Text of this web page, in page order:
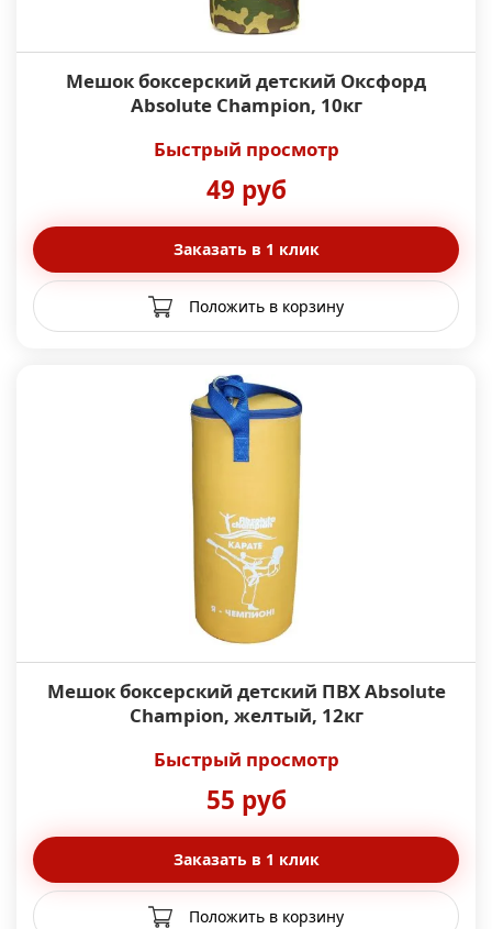
Мешок боксерский детский Оксфорд
Absolute Champion, 10кг
Быстрый просмотр
49 руб
Заказать в 1 клик
Положить в корзину
Мешок боксерский детский ПВХ Absolute
Champion, желтый, 12кг
Быстрый просмотр
55 руб
Заказать в 1 клик
Положить в корзину